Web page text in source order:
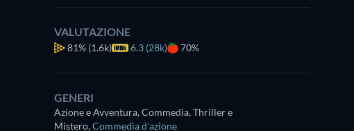
VALUTAZIONE
81% (1.6k) 6.3 (28k) 70%
GENERI
Azione e Avventura, Commedia, Thriller e
Mistero,Commedia d'azione